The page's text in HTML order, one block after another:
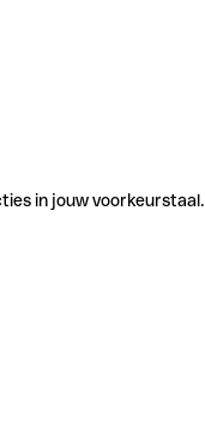
in jouw voorkeurstaal.